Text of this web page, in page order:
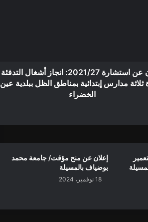
إعلان عن استشارة 2021/27: انجاز أشغال التدفئة
ثلاثة مدارس إبتدائية بمناطق الظل ببلدية عين
الخضراء
إعلان عن منح مؤقت/ جامعة محمد
بوضياف بالمسيلة
18 نوفمبر، 2024